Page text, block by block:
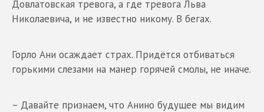
Довлатовская тревога, а где тревога Льва
Николаевича, и не известно никому. В бегах.
Горло Ани осаждает страх. Придётся отбиваться
горькими слезами на манер горячей смолы, не иначе.
– Давайте признаем, что Анино будущее мы видим